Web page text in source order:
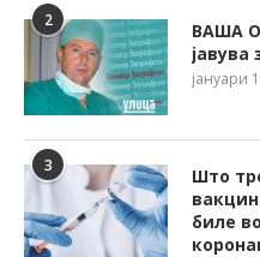
2
ВАША
јануари
3
Што
биле